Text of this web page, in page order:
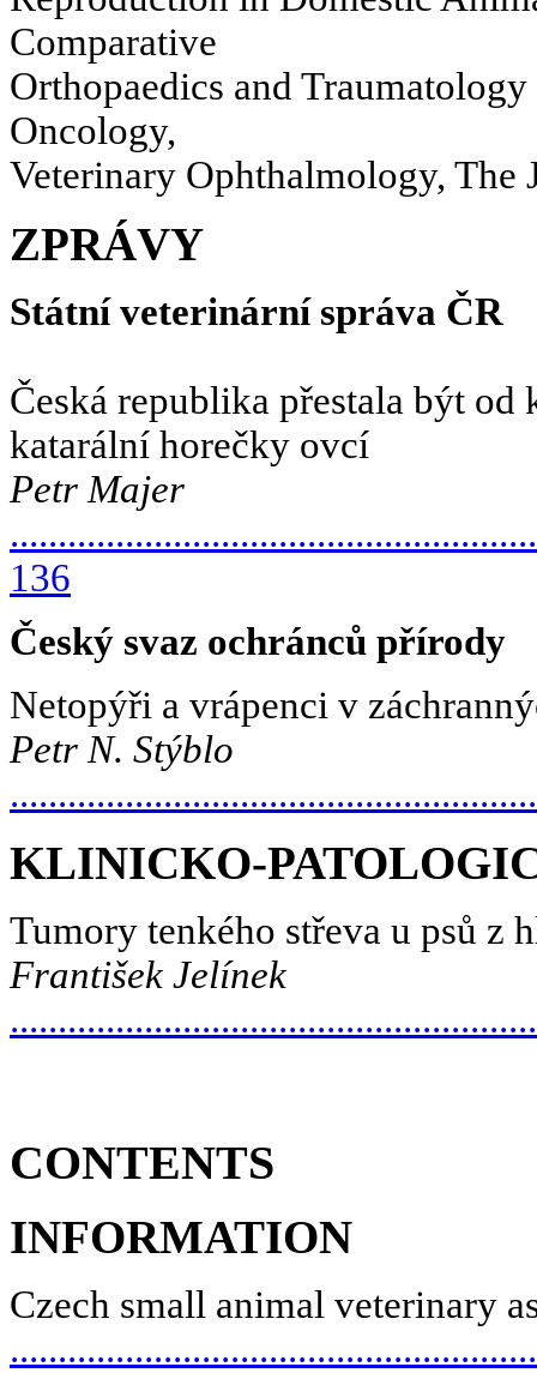
Comparative
Orthopaedics and
Oncology,
Veterinary Ophthalmology,
ZPRÁVY
Státní veterinární správa ČR
Česká republika přestala být od
katarální horečky ovcí
Petr Majer
136
Český svaz ochránců přírody
Netopýři a vrápenci v
Petr N. Stýblo
KLINICKO-
Tumory tenkého střeva u psů z
František Jelínek
CONTENTS
INFORMATION
Czech small animal veterinary